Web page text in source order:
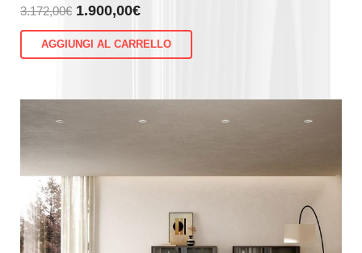
3.172,00€ Il
prezzo
originale
1.900,00€Il
prezzo
attuale
AGGIUNGI AL CARRELLO